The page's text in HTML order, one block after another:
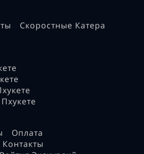
Скоростные Катера
Оплата
Контакты